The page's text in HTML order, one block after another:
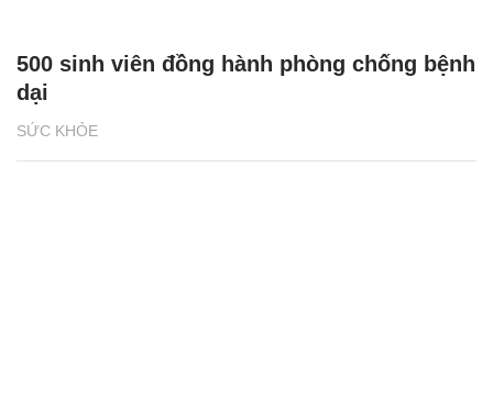
SỨC KHỎE
500 sinh viên đồng hành phòng chống bệnh
dại